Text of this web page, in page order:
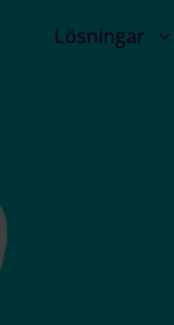
Lösningar